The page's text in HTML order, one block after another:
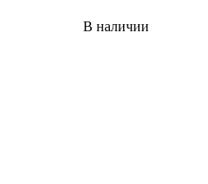
В наличии